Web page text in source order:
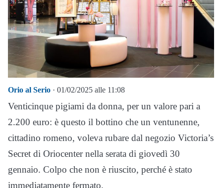
Orio al Serio · 01/02/2025 alle 11:08
Venticinque pigiami da donna, per un valore pari a
2.200 euro: è questo il bottino che un ventunenne,
cittadino romeno, voleva rubare dal negozio Victoria’s
Secret di Oriocenter nella serata di giovedì 30
gennaio. Colpo che non è riuscito, perché è stato
immediatamente fermato.